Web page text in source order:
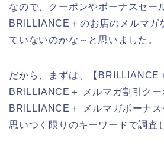
なので、クーポンやボーナスセー
BRILLIANCE＋のお店のメルマガ
ていないのかな～と思いました。
だから、まずは、【BRILLIANCE
BRILLIANCE＋ メルマガ割引クー
BRILLIANCE＋ メルマガボーナ
思いつく限りのキーワードで調査